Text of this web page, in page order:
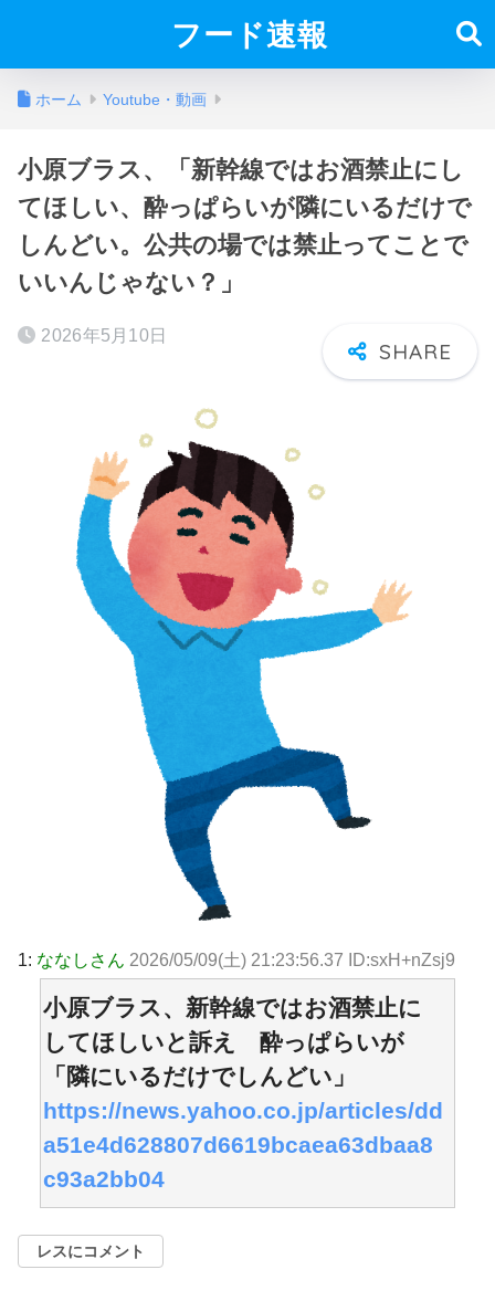
フード速報
ホーム Youtube・動画
小原ブラス、「新幹線ではお酒禁止にし
てほしい、酔っぱらいが隣にいるだけで
しんどい。公共の場では禁止ってことで
いいんじゃない？」
2026年5月10日
1: ななしさん 2026/05/09(土) 21:23:56.37 ID:sxH+nZsj9
小原ブラス、新幹線ではお酒禁止に
してほしいと訴え 酔っぱらいが
「隣にいるだけでしんどい」
https://news.yahoo.co.jp/articles/dd
a51e4d628807d6619bcaea63dbaa8
c93a2bb04
レスにコメント